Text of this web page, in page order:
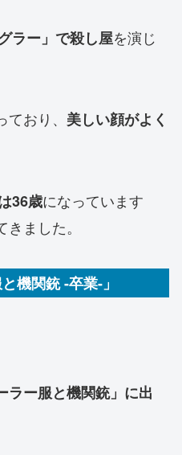
ラー」で殺し屋を演じ
おり、 美しい顔がよく
36歳になっています
きました。
機関銃 -卒業-」
ラー服と機関銃」に出